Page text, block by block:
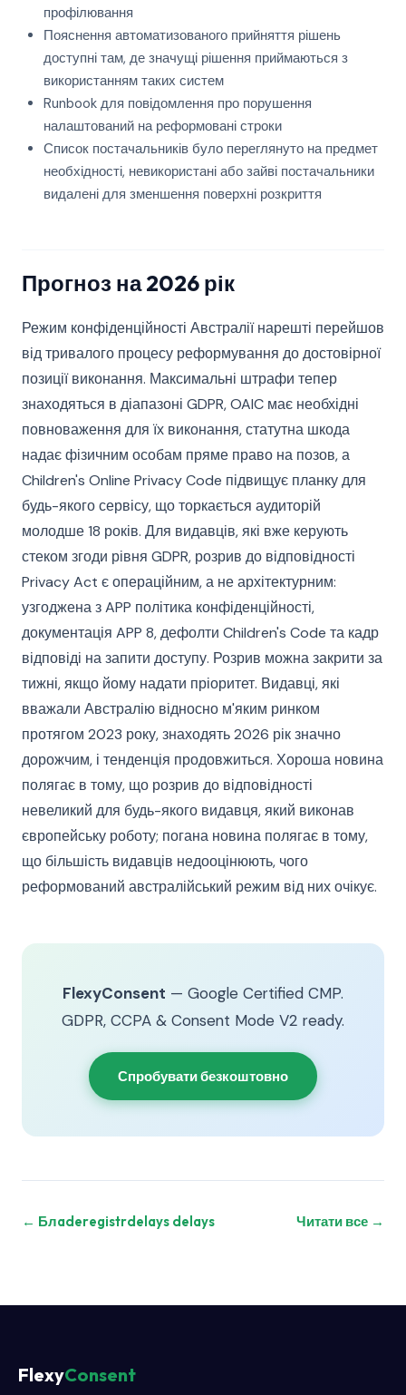
профілювання
Пояснення автоматизованого прийняття рішень
доступні там, де значущі рішення приймаються з
використанням таких систем
Runbook для повідомлення про порушення
налаштований на реформовані строки
Список постачальників було переглянуто на предмет
необхідності, невикористані або зайві постачальники
видалені для зменшення поверхні розкриття
Прогноз на 2026 рік
Режим конфіденційності Австралії нарешті перейшов
від тривалого процесу реформування до достовірної
позиції виконання. Максимальні штрафи тепер
знаходяться в діапазоні GDPR, OAIC має необхідні
повноваження для їх виконання, статутна шкода
надає фізичним особам пряме право на позов, а
Children's Online Privacy Code підвищує планку для
будь-якого сервісу, що торкається аудиторій
молодше 18 років. Для видавців, які вже керують
стеком згоди рівня GDPR, розрив до відповідності
Privacy Act є операційним, а не архітектурним:
узгоджена з APP політика конфіденційності,
документація APP 8, дефолти Children's Code та кадр
відповіді на запити доступу. Розрив можна закрити за
тижні, якщо йому надати пріоритет. Видавці, які
вважали Австралію відносно м'яким ринком
протягом 2023 року, знаходять 2026 рік значно
дорожчим, і тенденція продовжиться. Хороша новина
полягає в тому, що розрив до відповідності
невеликий для будь-якого видавця, який виконав
європейську роботу; погана новина полягає в тому,
що більшість видавців недооцінюють, чого
реформований австралійський режим від них очікує.
FlexyConsent — Google Certified CMP.
GDPR, CCPA & Consent Mode V2 ready.
Спробувати безкоштовно
← Блaderegistrdelays delays Читати все →
FlexyConsent